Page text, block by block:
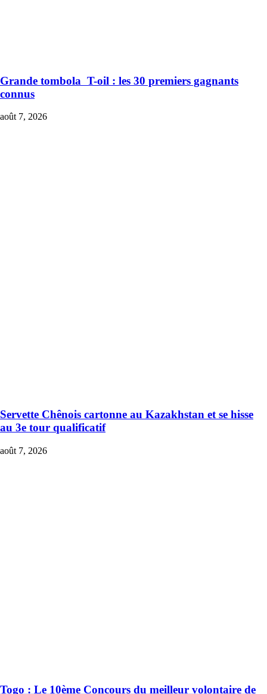
Grande tombola T-oil : les 30 premiers gagnants
connus
août 7, 2026
Servette Chênois cartonne au Kazakhstan et se hisse
au 3e tour qualificatif
août 7, 2026
Togo : Le 10ème Concours du meilleur volontaire de